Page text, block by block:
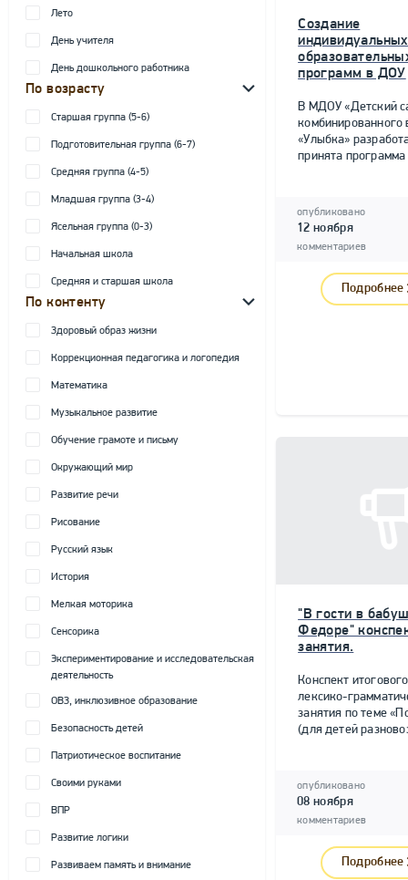
Лето
День учителя
День дошкольного работника
По возрасту
Старшая группа (5-6)
Подготовительная группа (6-7)
Средняя группа (4-5)
Младшая группа (3-4)
Ясельная группа (0-3)
Начальная школа
Средняя и старшая школа
По контенту
Здоровый образ жизни
Коррекционная педагогика и логопедия
Математика
Музыкальное развитие
Обучение грамоте и письму
Окружающий мир
Развитие речи
Рисование
Русский язык
История
Мелкая моторика
Сенсорика
Экспериментирование и исследовательская
деятельность
ОВЗ, инклюзивное образование
Безопасность детей
Патриотическое воспитание
Своими руками
ВПР
Развитие логики
Развиваем память и внимание
Создание
индивидуальных
программ в ДОУ
В МДОУ «Детский
«Улыбка»
принята программа
опубликовано
12 ноября
комментариев
Подробнее
"В гости в
Федоре"
занятия.
Конспект итогового
лексико-
занятия по теме
(для детей
опубликовано
08 ноября
комментариев
Подробнее